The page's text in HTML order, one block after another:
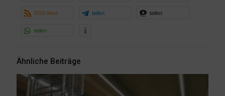
RSS-feed teilen teilen
teilen
Ähnliche Beiträge